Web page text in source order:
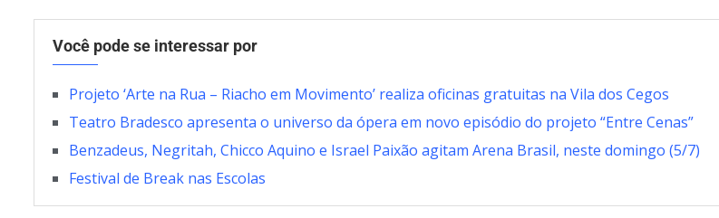
Você pode se interessar por
Projeto ‘Arte na Rua – Riacho em Movimento’ realiza oficinas gratuitas na Vila dos Cegos
Teatro Bradesco apresenta o universo da ópera em novo episódio do projeto “Entre Cenas”
Benzadeus, Negritah, Chicco Aquino e Israel Paixão agitam Arena Brasil, neste domingo (5/7)
Festival de Break nas Escolas